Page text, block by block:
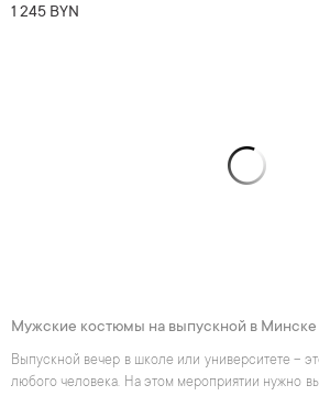
1 245 BYN
Мужские костюмы на выпускной в Минске
Выпускной вечер в школе или университете –
любого человека. На этом мероприятии нужно